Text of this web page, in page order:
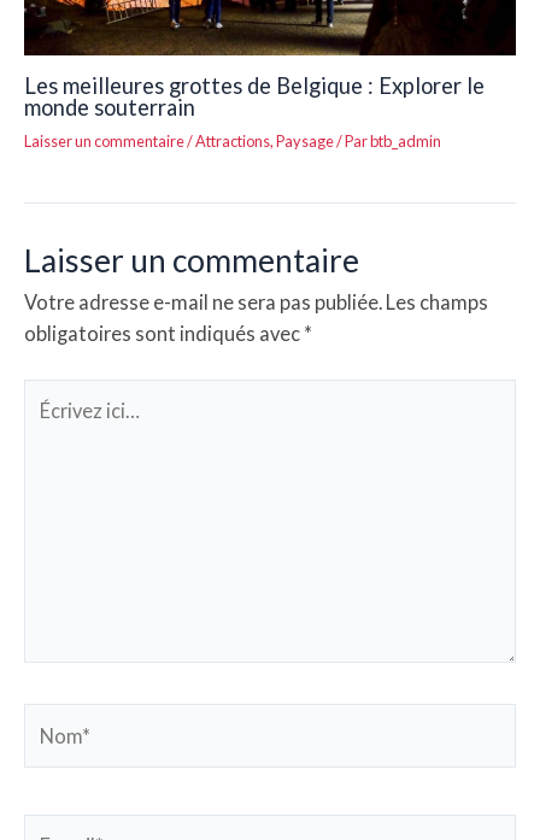
Les meilleures grottes de Belgique : Explorer le
monde souterrain
Laisser un commentaire/Attractions,Paysage/ Parbtb_admin
Laisser un commentaire
Votre adresse e-mail ne sera pas publiée. Les champs
obligatoires sont indiqués avec *
Écrivez
ici…